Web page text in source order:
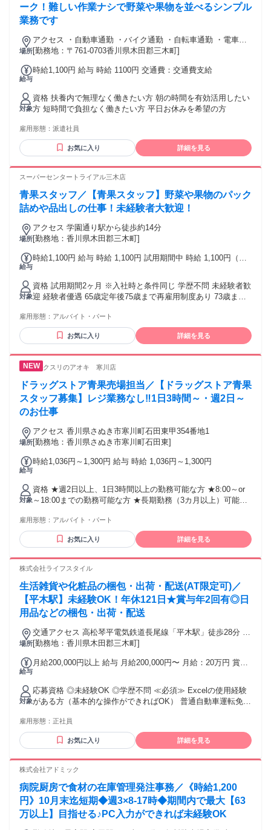
ーク！難しい作業ナシで野菜や果物を並べるシンプル
業務です
場所
アクセス ・自動車通勤 ・バイク通勤 ・自転車通勤 ・電車通
勤 ・徒歩通勤
[勤務地：〒761-0703香川県木田郡三木町]
給与
時給1,100円 給与 時給 1100円 交通費：交通費支給
対象
資格 扶養内で無理なく働きたい方 朝の時間を有効活用したい
方 短時間で負担なく働きたい方 平日お休みを希望の方
雇用形態： 派遣社員
お気に入り 詳細を見る
スーパーセンタートライアル三木店
青果スタッフ／【青果スタッフ】野菜や果物のパック
詰めや品出しの仕事！未経験者大歓迎！
場所
アクセス 学園通り駅から徒歩約14分
[勤務地：香川県木田郡三木町]
給与
時給1,100円 給与 時給 1,100円 試用期間中 時給 1,100円（試
～9時 時給150円UP 16～22時 時給200円UP
対象
資格 試用期間2ヶ月 ※入社時と条件同じ 学歴不問 未経験者歓
迎 経験者優遇 65歳定年後75歳まで再雇用制度あり 73歳まで
雇用形態： アルバイト・パート
お気に入り 詳細を見る
クスリのアオキ 寒川店
ドラッグストア青果売場担当／【ドラッグストア青果
スタッフ募集】レジ業務なし‼1日3時間～・週2日～
のお仕事
場所
アクセス 香川県さぬき市寒川町石田東甲354番地1
[勤務地：香川県さぬき市寒川町石田東]
給与
時給1,036円～1,300円 給与 時給 1,036円～1,300円
対象
資格 ★週2日以上、1日3時間以上の勤務可能な方 ★8:00～or
～18:00までの勤務可能な方 ★長期勤務（3カ月以上）可能な
満かつ週40時間未満で働ける方) ★外国籍の方：歓迎（N2レ
ベル以上）★ ★高校生歓迎（学校許可書必須）
雇用形態： アルバイト・パート
お気に入り 詳細を見る
株式会社ライフスタイル
生活雑貨や化粧品の梱包・出荷・配送(AT限定可)／
【平木駅】未経験OK！年休121日★賞与年2回有◎日
用品などの梱包・出荷・配送
場所
交通アクセス 高松琴平電気鉄道長尾線「平木駅」徒歩28分 通
勤方法：車・バイク・自転車OK ※無料の駐車場あり
[勤務地：香川県木田郡三木町]
給与
月給200,000円以上 給与 月給200,000円〜 月給：20万円 賞
◆試用期間なし
対象
応募資格 ◎未経験OK ◎学歴不問 ≪必須≫ Excelの使用経験
がある方（基本的な操作ができればOK） 普通自動車運転免許
ルの方 倉庫での作業経験がある方 ※応募に必須ではありませ
ん
雇用形態： 正社員
お気に入り 詳細を見る
株式会社アドミック
病院厨房で食材の在庫管理発注事務／《時給1,200
円》10月末迄短期◆週3×8-17時◆期間内で最大【63
万以上】目指せる♪PC入力ができれば未経験OK